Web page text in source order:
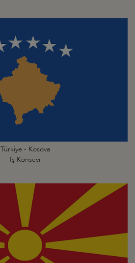
Türkiye - Kosova
İş Konseyi